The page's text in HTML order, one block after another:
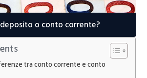
o conto corrente?
tra conto corrente e conto